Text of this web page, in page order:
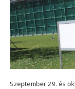
Szeptember 29. és